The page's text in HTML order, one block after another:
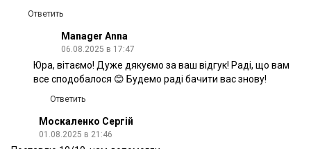
Ответить
Manager Anna
06.08.2025 в 17:47
Юра, вітаємо! Дуже дякуємо за ваш відгук! Раді, що вам
все сподобалося 😊 Будемо раді бачити вас знову!
Ответить
Москаленко Сергій
01.08.2025 в 21:46